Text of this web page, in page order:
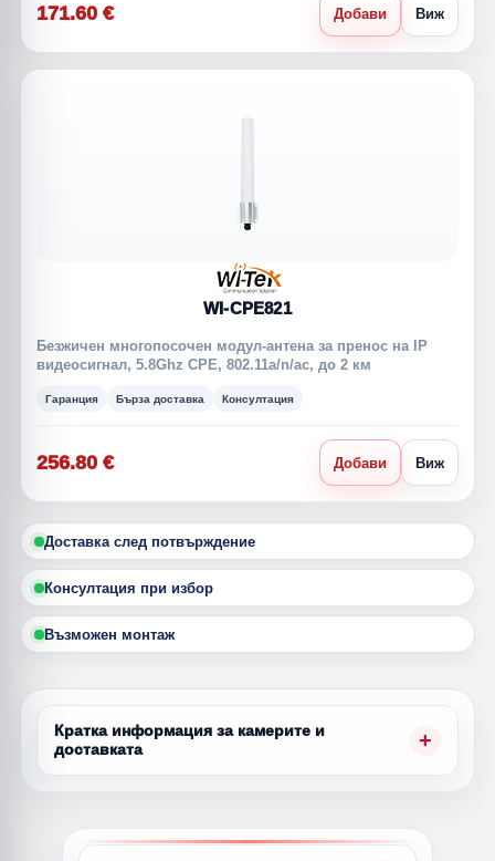
171.60 € Добави Виж
WI-CPE821
Безжичен многопосочен модул-антена за пренос на IP
видеосигнал, 5.8Ghz CPE, 802.11a/n/ac, до 2 км
Гаранция Бърза доставка Консултация
256.80 € Добави Виж
Доставка след потвърждение
Консултация при избор
Възможен монтаж
Кратка информация за камерите и
доставката